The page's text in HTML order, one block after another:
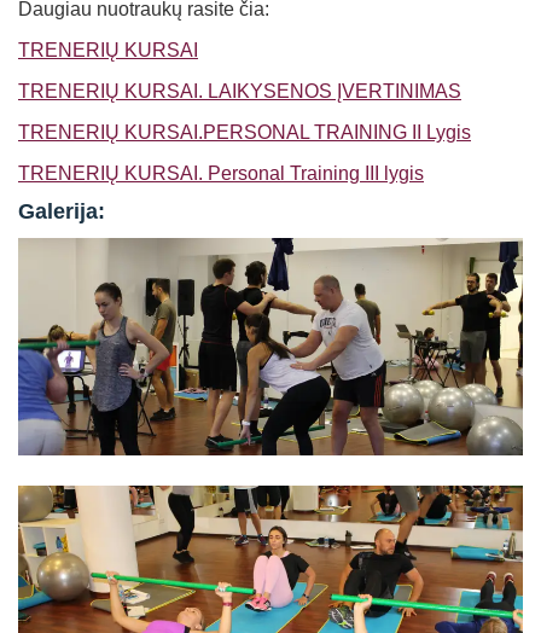
Daugiau nuotraukų rasite čia:
TRENERIŲ KURSAI
TRENERIŲ KURSAI. LAIKYSENOS ĮVERTINIMAS
TRENERIŲ KURSAI.PERSONAL TRAINING II Lygis
TRENERIŲ KURSAI. Personal Training III lygis
Galerija: